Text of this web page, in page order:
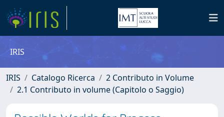
IRIS
IRIS Catalogo Ricerca
2 Contributo in Volume
2.1 Contributo in volume (Capitolo o Saggio)